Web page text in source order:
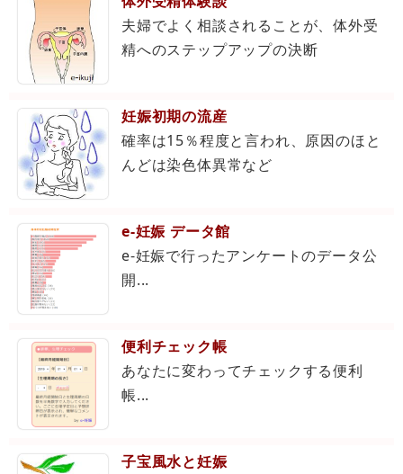
夫婦でよく相談されることが、体外受
精へのステップアップの決断
妊娠初期の流産
確率は15％程度と言われ、原因のほと
んどは染色体異常など
e-妊娠 データ館
e-妊娠で行ったアンケートのデータ公
開...
便利チェック帳
あなたに変わってチェックする便利
帳...
子宝風水と妊娠